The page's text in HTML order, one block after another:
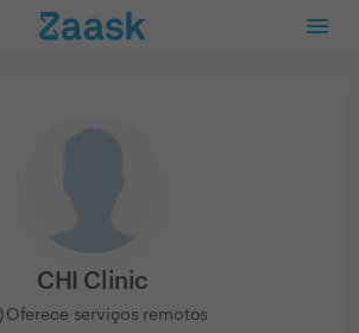
CHI Clinic
Oferece serviços remotos